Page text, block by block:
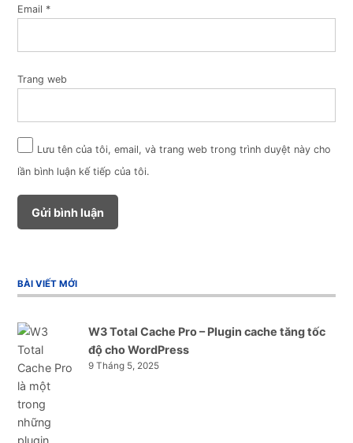
Email *
Trang web
Lưu tên của tôi, email, và trang web trong trình duyệt này cho
lần bình luận kế tiếp của tôi.
BÀI VIẾT MỚI
W3 Total Cache Pro – Plugin cache tăng tốc
độ cho WordPress
9 Tháng 5, 2025